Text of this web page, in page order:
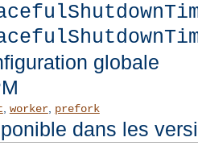
globale
, worker, prefork
dans les